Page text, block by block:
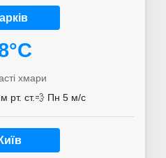
хмари
рт. ст.💨 Пн 5 м/с
Київ